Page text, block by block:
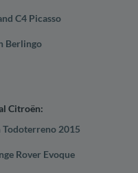
C4 Picasso
Berlingo
Citroën:
Todoterreno 2015
Rover Evoque